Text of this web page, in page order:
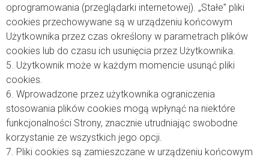
oprogramowania (przeglądarki internetowej). „Stałe” pliki
cookies przechowywane są w urządzeniu końcowym
Użytkownika przez czas określony w parametrach plików
cookies lub do czasu ich usunięcia przez Użytkownika.
5. Użytkownik może w każdym momencie usunąć pliki
cookies.
6. Wprowadzone przez użytkownika ograniczenia
stosowania plików cookies mogą wpłynąć na niektóre
funkcjonalności Strony, znacznie utrudniając swobodne
korzystanie ze wszystkich jego opcji.
7. Pliki cookies są zamieszczane w urządzeniu końcowym